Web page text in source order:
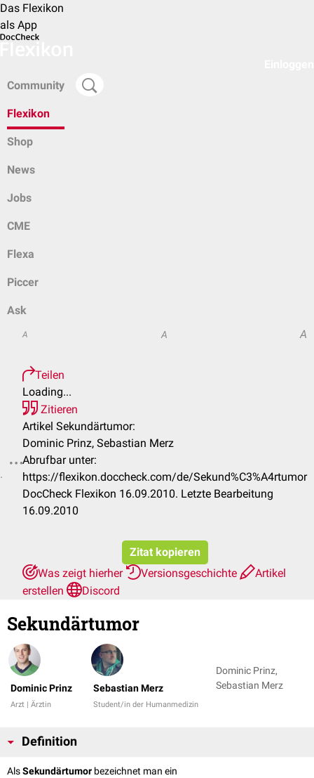
Das Flexikon
als App
Community
Flexikon
Shop
News
Jobs
CME
Flexa
Piccer
Ask
A A A
Teilen
Loading...
Zitieren
Artikel Sekundärtumor:
Dominic Prinz, Sebastian Merz
Abrufbar unter:
https://flexikon.doccheck.com/de/Sekund%C3%A4rtumor
DocCheck Flexikon 16.09.2010. Letzte Bearbeitung
16.09.2010
Zitat kopieren
Was zeigt hierher
Versionsgeschichte
Artikel
erstellen
Discord
Sekundärtumor
Dominic Prinz
Arzt | Ärztin
Sebastian Merz
Student/in der Humanmedizin
Dominic Prinz,
Sebastian Merz
Definition
AlsSekundärtumor bezeichnet man ein